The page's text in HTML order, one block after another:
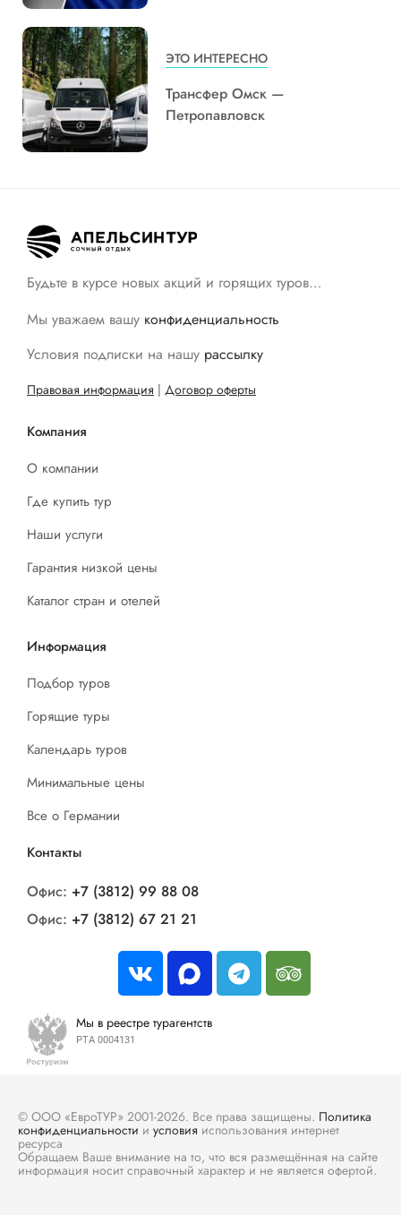
ЭТО ИНТЕРЕСНО
Трансфер Омск —
Петропавловск
Будьте в курсе новых акций и горящих туров…
Мы уважаем вашу конфиденциальность
Условия подписки на нашу рассылку
Правовая информация | Договор оферты
Компания
О компании
Где купить тур
Наши услуги
Гарантия низкой цены
Каталог стран и отелей
Информация
Подбор туров
Горящие туры
Календарь туров
Минимальные цены
Все о Германии
Контакты
Офис: +7 (3812) 99 88 08
Офис: +7 (3812) 67 21 21
Мы в реестре турагентств
РТА 0004131
© ООО «ЕвроТУР» 2001-2026. Все права защищены. Политика
конфиденциальности и условия использования интернет
ресурса
Обращаем Ваше внимание на то, что вся размещённая на сайте
информация носит справочный характер и не является офертой.